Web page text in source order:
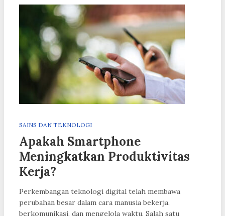
SAINS DAN TEKNOLOGI
Apakah Smartphone
Meningkatkan Produktivitas
Kerja?
Perkembangan teknologi digital telah membawa
perubahan besar dalam cara manusia bekerja,
berkomunikasi, dan mengelola waktu. Salah satu